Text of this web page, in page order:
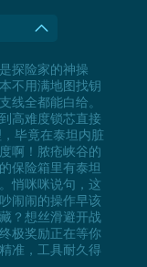
探险家的神操
不用满地图找钥
线全都能白给。
高难度锁芯直接
毕竟在泰坦内脏
啊！脓疮峡谷的
保险箱里有泰坦
悄咪咪说句，这
闹闹的操作早该
？想丝滑避开战
极奖励正在等你
准，工具耐久得